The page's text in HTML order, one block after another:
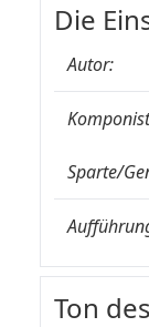
Die
Autor:
Sparte/
Ton